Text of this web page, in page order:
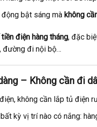
bật sáng mà không
điện hàng tháng, đặc
đường đi nội bộ…
– Không cần đi
không cần lắp tủ điện
kỳ vị trí nào có nắng: